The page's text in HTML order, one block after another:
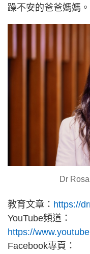
躁不安的爸爸媽媽。
Dr
教育文章： https://
YouTube頻道：
https://
Facebook專頁：